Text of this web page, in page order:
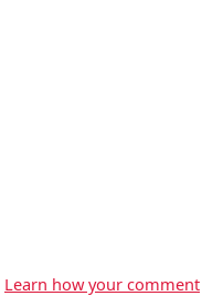
Learn how your comment